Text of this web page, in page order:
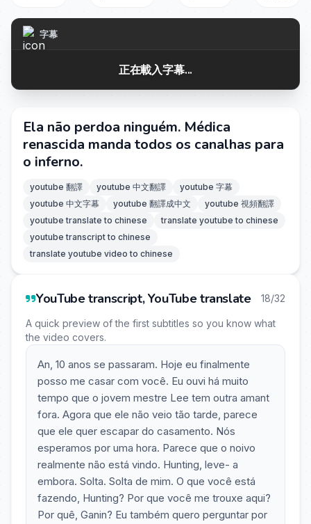
字幕
正在載入字幕...
Ela não perdoa ninguém. Médica
renascida manda todos os canalhas para
o inferno.
youtube 翻譯 youtube 中文翻譯
youtube 字幕
youtube 中文字幕
youtube 翻譯成中文
youtube 視頻翻譯
youtube translate to chinese
translate youtube to chinese
youtube transcript to chinese
translate youtube video to chinese
YouTube transcript, YouTube translate 18/32
A quick preview of the first subtitles so you know what
the video covers.
An, 10 anos se passaram. Hoje eu finalmente
posso me casar com você. Eu ouvi há muito
tempo que o jovem mestre Lee tem outra amant
fora. Agora que ele não veio tão tarde, parece
que ele quer escapar do casamento. Nós
esperamos por uma hora. Parece que o noivo
realmente não está vindo. Hunting, leve- a
embora. Solta. Solta de mim. O que você está
fazendo, Hunting? Por que você me trouxe aqui?
Por quê, Ganin? Eu também quero perguntar por